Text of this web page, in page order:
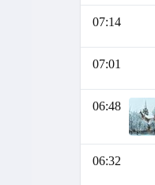
07:14
07:01
06:48
06:32